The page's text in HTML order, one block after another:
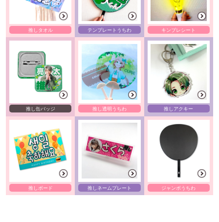
推しタオル テンプレートうちわ キンブレシート
推し缶バッジ 推し透明うちわ 推しアクキー
推しボード 推しネームプレート ジャンボうちわ